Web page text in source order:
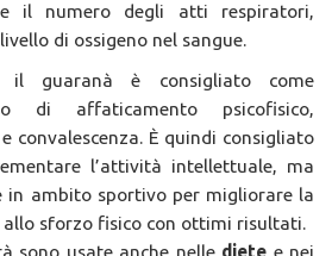
e il numero degli atti respiratori,
di ossigeno nel sangue.
il guaranà è consigliato come
di affaticamento psicofisico,
convalescenza. È quindi consigliato
l’attività intellettuale, ma
in ambito sportivo per migliorare la
allo sforzo fisico con ottimi risultati.
sono usate anche nelle diete e nei